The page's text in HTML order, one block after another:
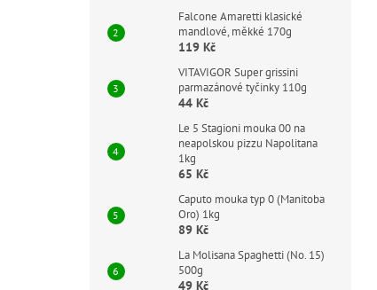
Falcone Amaretti klasické
mandlové, měkké 170g
119 Kč
VITAVIGOR Super grissini
parmazánové tyčinky 110g
44 Kč
Le 5 Stagioni mouka 00 na
neapolskou pizzu Napolitana
1kg
65 Kč
Caputo mouka typ 0 (Manitoba
Oro) 1kg
89 Kč
La Molisana Spaghetti (No. 15)
500g
49 Kč